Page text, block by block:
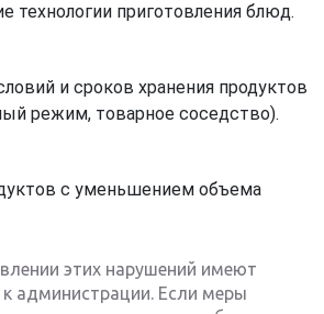
технологии приготовления блюд.
и сроков хранения продуктов
режим, товарное соседство).
с уменьшением объема
этих нарушений имеют
администрации. Если меры